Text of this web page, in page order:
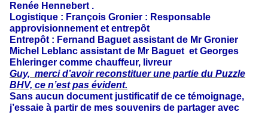
Renée Hennebert .
Logistique : François Gronier : Responsable
approvisionnement et entrepôt
Entrepôt : Fernand Baguet assistant de Mr Gronier
Michel Leblanc assistant de Mr Baguet et Georges
Ehleringer comme chauffeur, livreur
Guy, merci d’avoir reconstituer une partie du Puzzle
BHV, ce n’est pas évident.
Sans aucun document justificatif de ce témoignage,
j’essaie à partir de mes souvenirs de partager avec